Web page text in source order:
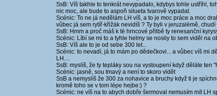
SsB: Víš takhle to tenkrát nevypadalo, kdybys tohle ustříhl,
nic moc, ale bude to aspoň silueta tvarově vypadat.
Scénic: To ne já nedělám LH víš, a to je moc práce a moc
vůbec já sem rytíř-křižák nevidíš ? Ty byli v jeruzalémě,
SsB: Hmm a proč máš k té hrncové přilbě ty renesanční
Scénic: Líbí se mi to a tyhle helmy se nosily to sem viděl na
SsB: Víš ale to je od sebe 300 let...
Scénic: to nevadí, já to mám po dědečkovi... a vůbec víš mi
LH....
SsB: myslíš, že ty tepláky sou na vystoupení když děláte ten
Scénic: jasně, sou tmavý a není to skoro vidět
SsB a nemyslíš že 300 za nohavice a bruchy když ti je
kromě toho se v tom lépe hejbe:) ?
Scénic: ne víš na to abych dobře šermoval nemusím mít LH